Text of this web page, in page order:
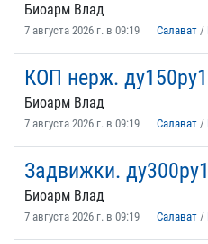
Биоарм Влад
7 августа 2026 г. в 09:19 Салават /
КОП нерж.
Биоарм Влад
7 августа 2026 г. в 09:19 Салават /
Задвижки.
Биоарм Влад
7 августа 2026 г. в 09:19 Салават /